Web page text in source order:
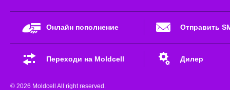
Онлайн пополнение Отправить
Переходи на Moldcell Дилер
© 2026 Moldcell All right reserved.